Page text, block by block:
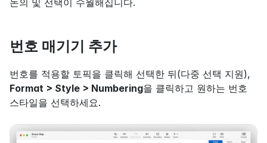
논의 및 선택이 수월해집니다.
번호 매기기 추가
Format > Style > Numbering을 클릭하고 원하는 번호
스타일을 선택하세요.